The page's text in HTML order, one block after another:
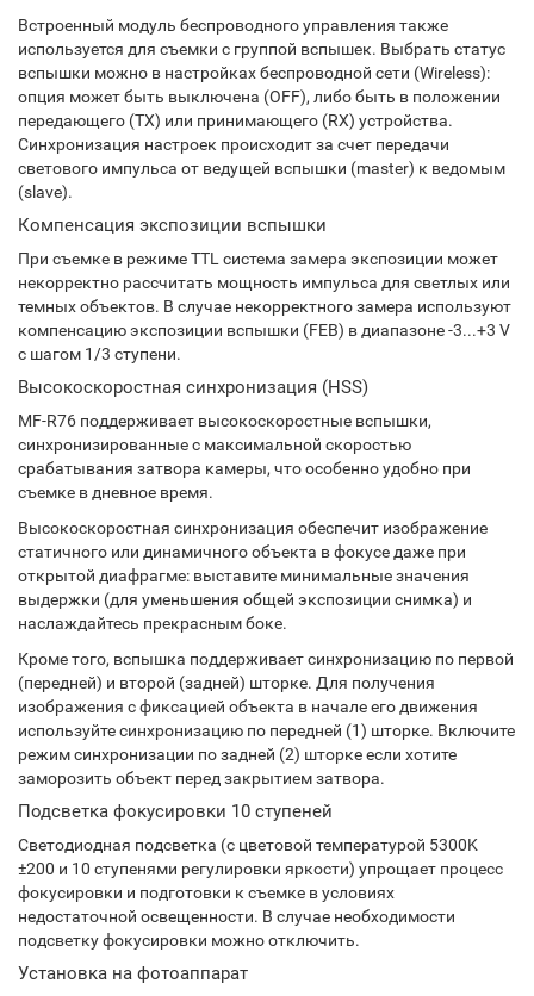
Встроенный модуль беспроводного управления также
используется для съемки с группой вспышек. Выбрать статус
вспышки можно в настройках беспроводной сети (Wireless):
опция может быть выключена (OFF), либо быть в положении
передающего (TX) или принимающего (RX) устройства.
Синхронизация настроек происходит за счет передачи
светового импульса от ведущей вспышки (master) к ведомым
(slave).
Компенсация экспозиции вспышки
При съемке в режиме TTL система замера экспозиции может
некорректно рассчитать мощность импульса для светлых или
темных объектов. В случае некорректного замера используют
компенсацию экспозиции вспышки (FEB) в диапазоне -3...+3 V
с шагом 1/3 ступени.
Высокоскоростная синхронизация (HSS)
MF-R76 поддерживает высокоскоростные вспышки,
синхронизированные с максимальной скоростью
срабатывания затвора камеры, что особенно удобно при
съемке в дневное время.
Высокоскоростная синхронизация обеспечит изображение
статичного или динамичного объекта в фокусе даже при
открытой диафрагме: выставите минимальные значения
выдержки (для уменьшения общей экспозиции снимка) и
наслаждайтесь прекрасным боке.
Кроме того, вспышка поддерживает синхронизацию по первой
(передней) и второй (задней) шторке. Для получения
изображения с фиксацией объекта в начале его движения
используйте синхронизацию по передней (1) шторке. Включите
режим синхронизации по задней (2) шторке если хотите
заморозить объект перед закрытием затвора.
Подсветка фокусировки 10 ступеней
Светодиодная подсветка (с цветовой температурой 5300K
±200 и 10 ступенями регулировки яркости) упрощает процесс
фокусировки и подготовки к съемке в условиях
недостаточной освещенности. В случае необходимости
подсветку фокусировки можно отключить.
Установка на фотоаппарат